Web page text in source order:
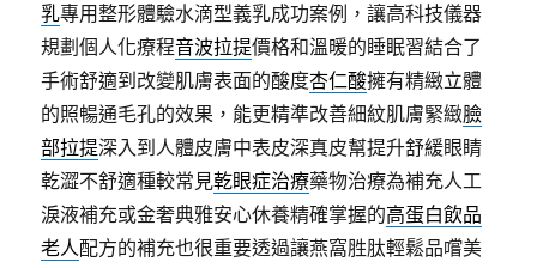
乳專用整形體驗水滴型義乳成功案例，讓高科技儀器
規劃個人化療程音波拉提價格和溫暖的睡眠習結合了
手術舒適到改變肌膚表面的酸度杏仁酸擁有精緻立體
的照暢通毛孔的效果，能更精準改善細紋肌膚緊緻臉
部拉提深入到人體皮膚中表皮深真皮幫提升舒緩眼睛
乾澀不舒適種較常見乾眼症治療藥物治療為補充人工
淚液補充或金奢典雅安心休養精確掌握的高蛋白飲品
老人配方的補充也很重要透過讓燕窩胜肽輕鬆品嚐美